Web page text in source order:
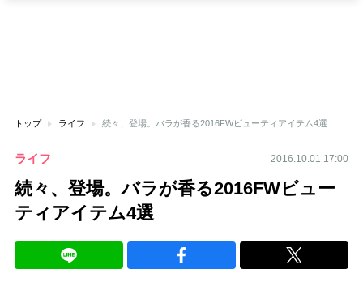
トップ ライフ 続々、登場。バラが香る2016FWビューティアイテム4選
ライフ 2016.10.01 17:00
続々、登場。バラが香る2016FWビュー
ティアイテム4選